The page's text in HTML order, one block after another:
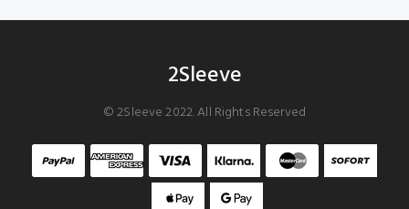
2Sleeve
© 2Sleeve 2022. All Rights Reserved